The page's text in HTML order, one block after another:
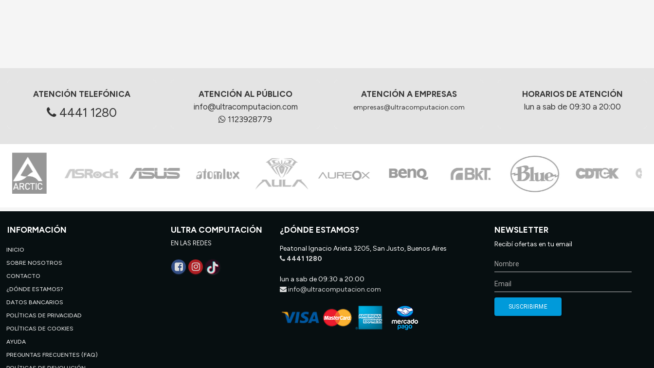
ATENCIÓN TELEFÓNICA
4441 1280
ATENCIÓN AL PÚBLICO
info@ultracomputacion.com
1123928779
ATENCIÓN A EMPRESAS
empresas@ultracomputacion.com
HORARIOS DE ATENCIÓN
lun a sab de 09:30 a 20:00
INFORMACIÓN
INICIO
SOBRE NOSOTROS
CONTACTO
¿DÓNDE ESTAMOS?
DATOS BANCARIOS
POLÍTICAS DE PRIVACIDAD
POLÍTICAS DE COOKIES
AYUDA
PREGUNTAS FRECUENTES (FAQ)
ULTRA COMPUTACIÓN
EN LAS REDES
¿DÓNDE ESTAMOS?
Peatonal Ignacio Arieta 3205, San Justo, Buenos Aires
4441 1280
lun a sab de 09:30 a 20:00
info@ultracomputacion.com
NEWSLETTER
Recibí ofertas en tu email